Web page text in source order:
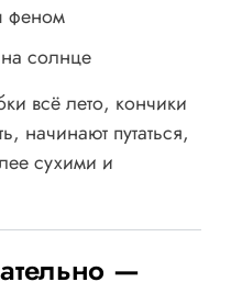
феном
солнце
всё лето, кончики
начинают путаться,
сухими и
—